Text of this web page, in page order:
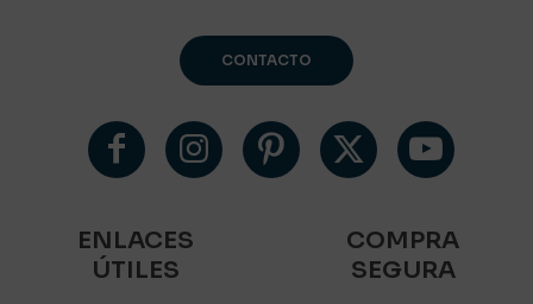
CONTACTO
ENLACES
ÚTILES
COMPRA
SEGURA